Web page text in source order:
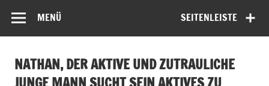
SEITENLEISTE
MENÜ
NATHAN, DER AKTIVE UND ZUTRAULICHE